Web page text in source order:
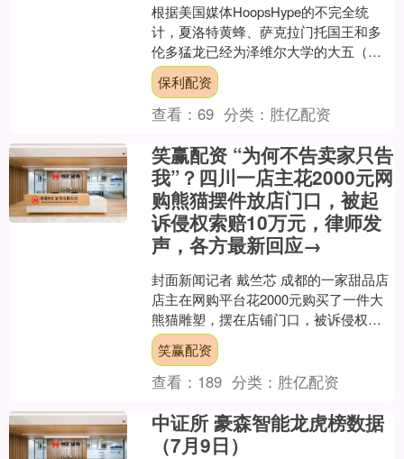
根据美国媒体HoopsHype的不完全统
计，夏洛特黄蜂、萨克拉门托国王和多
伦多猛龙已经为泽维尔大学的大五（红
衫大四）大前锋特雷-卡罗尔（Tre
Carroll）....
保利配资
查看：69 分类： 胜亿配资
笑赢配资 “为何不告卖家只告
我”？四川一店主花2000元网
购熊猫摆件放店门口，被起
诉侵权索赔10万元，律师发
声，各方最新回应→
封面新闻记者 戴竺芯 成都的一家甜品店
店主在网购平台花2000元购买了一件大
熊猫雕塑，摆在店铺门口，被诉侵权，
版权方索赔10万元。 店主十分不解，自
己通过正规渠....
笑赢配资
查看： 189 分类： 胜亿配资
中证所 豪森智能龙虎榜数据
（7月9日）